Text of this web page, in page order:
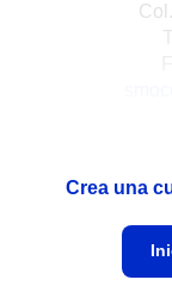
Crea una